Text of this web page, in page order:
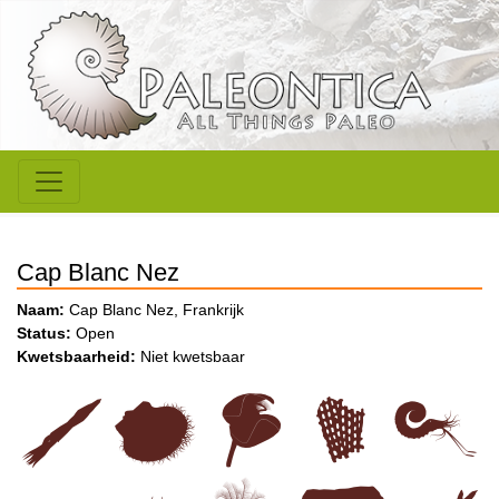
Cap Blanc Nez
Naam: Cap Blanc Nez, Frankrijk
Status: Open
Kwetsbaarheid: Niet kwetsbaar